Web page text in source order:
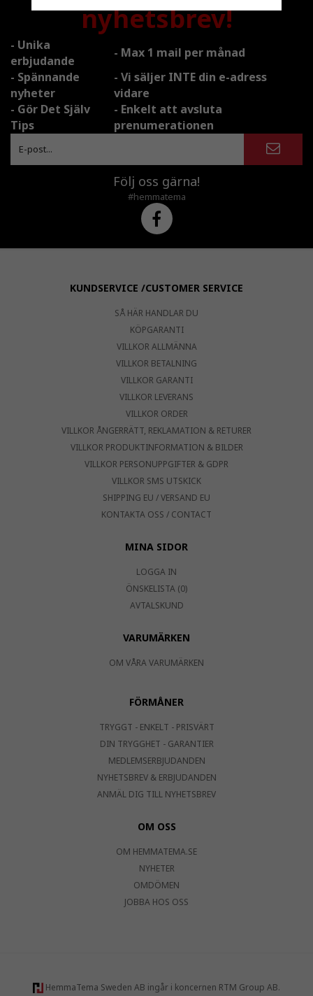
nyhetsbrev!
- Unika
erbjudande
- Max 1 mail per månad
- Spännande
nyheter
- Vi säljer INTE din e-adress
vidare
- Gör Det Själv
Tips
- Enkelt att avsluta
prenumerationen
Följ oss gärna!
#hemmatema
KUNDSERVICE /CUSTOMER SERVICE
SÅ HÄR HANDLAR DU
KÖPGARANTI
VILLKOR ALLMÄNNA
VILLKOR BETALNING
VILLKOR GARANTI
VILLKOR LEVERANS
VILLKOR ORDER
VILLKOR ÅNGERRÄTT, REKLAMATION & RETURER
VILLKOR PRODUKTINFORMATION & BILDER
VILLKOR PERSONUPPGIFTER & GDPR
VILLKOR SMS UTSKICK
SHIPPING EU / VERSAND EU
KONTAKTA OSS / CONTACT
MINA SIDOR
LOGGA IN
ÖNSKELISTA (0)
AVTALSKUND
VARUMÄRKEN
OM VÅRA VARUMÄRKEN
FÖRMÅNER
TRYGGT - ENKELT - PRISVÄRT
DIN TRYGGHET - GARANTIER
MEDLEMSERBJUDANDEN
NYHETSBREV & ERBJUDANDEN
ANMÄL DIG TILL NYHETSBREV
OM OSS
OM HEMMATEMA.SE
NYHETER
OMDÖMEN
JOBBA HOS OSS
HemmaTema Sweden AB ingår i koncernen RTM Group AB.